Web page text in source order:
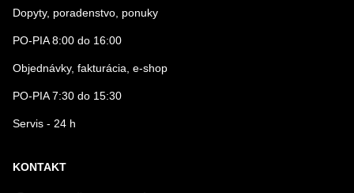
Dopyty, poradenstvo, ponuky
PO-PIA 8:00 do 16:00
Objednávky, fakturácia, e-shop
PO-PIA 7:30 do 15:30
Servis - 24 h
KONTAKT